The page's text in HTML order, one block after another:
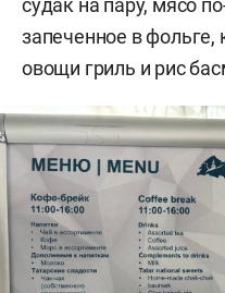
судак на пару, мясо
запеченное в
овощи гриль и рис